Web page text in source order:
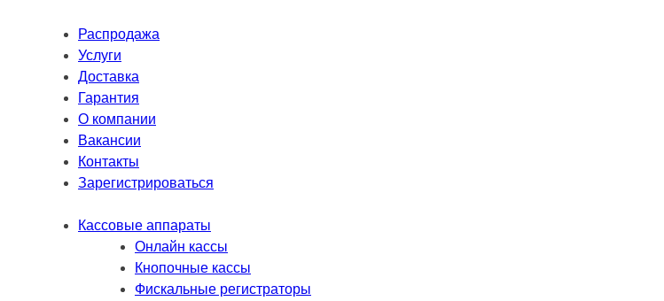
Распродажа
Услуги
Доставка
Гарантия
О компании
Вакансии
Контакты
Зарегистрироваться
Кассовые аппараты
Онлайн кассы
Кнопочные кассы
Фискальные регистраторы